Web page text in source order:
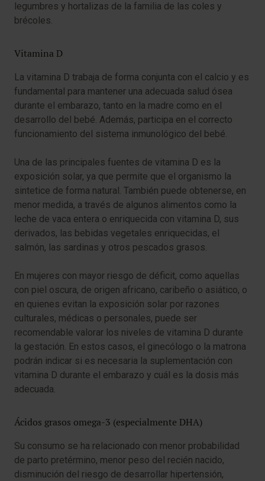
legumbres y hortalizas de la familia de las coles y
brécoles.
Vitamina D
La vitamina D trabaja de forma conjunta con el calcio y es
fundamental para mantener una adecuada salud ósea
durante el embarazo, tanto en la madre como en el
desarrollo del bebé. Además, participa en el correcto
funcionamiento del sistema inmunológico del bebé.
Una de las principales fuentes de vitamina D es la
exposición solar, ya que permite que el organismo la
sintetice de forma natural. También puede obtenerse, en
menor medida, a través de algunos alimentos como la
leche de vaca entera o enriquecida con vitamina D, sus
derivados, las bebidas vegetales enriquecidas, el
salmón, las sardinas y otros pescados grasos.
En mujeres con mayor riesgo de déficit, como aquellas
con piel oscura, de origen africano, caribeño o asiático, o
en quienes evitan la exposición solar por razones
culturales, médicas o personales, puede ser
recomendable valorar los niveles de vitamina D durante
la gestación. En estos casos, el ginecólogo o la matrona
podrán indicar si es necesaria la suplementación con
vitamina D durante el embarazo y cuál es la dosis más
adecuada.
Ácidos grasos omega-3 (especialmente DHA)
Su consumo se ha relacionado con menor probabilidad
de parto pretérmino, menor peso del recién nacido,
disminución del riesgo de desarrollar hipertensión,